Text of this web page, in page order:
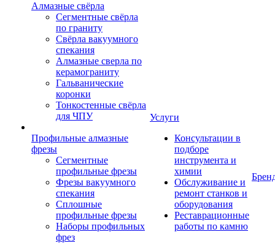
Алмазные свёрла
Сегментные свёрла
по граниту
Свёрла вакуумного
спекания
Алмазные сверла по
керамограниту
Гальванические
коронки
Тонкостенные свёрла
для ЧПУ
Профильные алмазные
фрезы
Сегментные
профильные фрезы
Фрезы вакуумного
спекания
Сплошные
профильные фрезы
Наборы профильных
фрез
Услуги
Консультации в
подборе
инструмента и
химии
Обслуживание и
ремонт станков и
оборудования
Реставрационные
работы по камню